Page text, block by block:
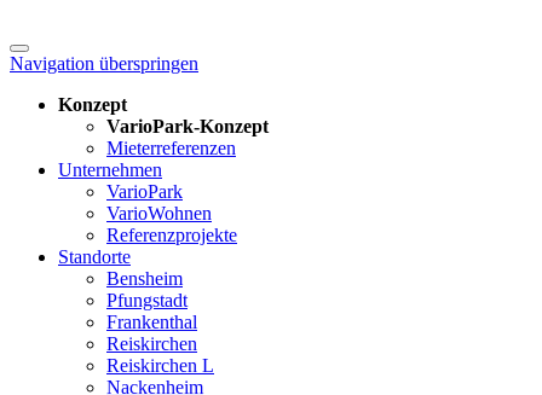
Navigation überspringen
Konzept
VarioPark-Konzept
Mieterreferenzen
Unternehmen
VarioPark
VarioWohnen
Referenzprojekte
Standorte
Bensheim
Pfungstadt
Frankenthal
Reiskirchen
Reiskirchen L
Nackenheim